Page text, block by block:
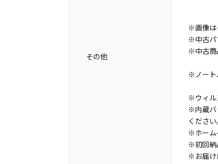
その他
※画像は
※中古パ
※中古商
※ノート
※ウィル
※内蔵バ
ください
※ホーム
※初回納
※お届け